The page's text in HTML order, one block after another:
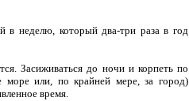
неделю, который два-три раза в год
Засиживаться до ночи и корпеть по
или, по крайней мере, за город)
время.